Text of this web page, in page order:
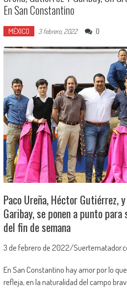
En San Constantino
MÉXICO 3 febrero, 2022 0
Paco Ureña, Héctor Gutiérrez,
Garibay, se ponen a punto
del fin de semana
3 de febrero de 2022/
En San Constantino hay amor por lo
refleja, en la naturalidad del campo